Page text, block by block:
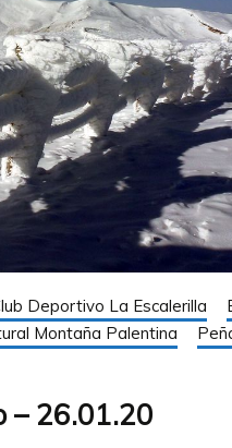
Deportivo La Escalerilla
Montaña Palentina
– 26.01.20